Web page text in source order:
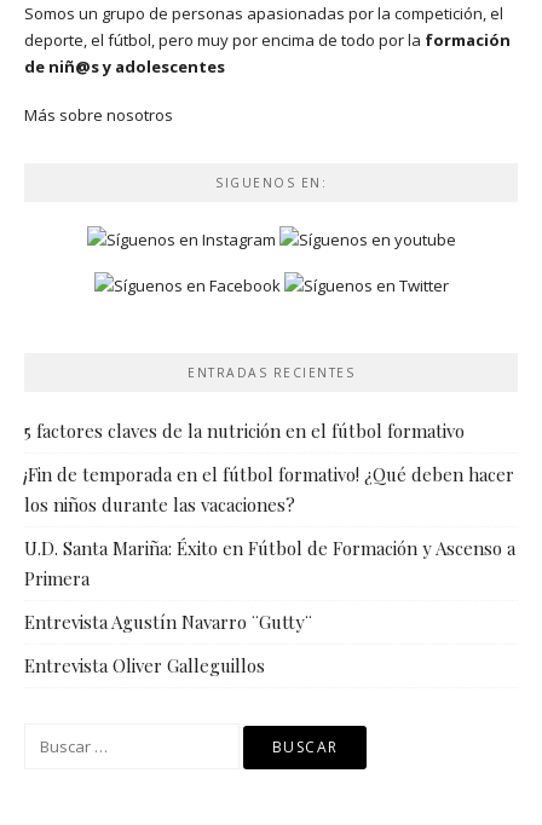
Somos un grupo de personas apasionadas por la competición, el
deporte, el fútbol, pero muy por encima de todo por la formación
de niñ@s y adolescentes
Más sobre nosotros
SIGUENOS EN:
ENTRADAS RECIENTES
5 factores claves de la nutrición en el fútbol formativo
¡Fin de temporada en el fútbol formativo! ¿Qué deben hacer
los niños durante las vacaciones?
U.D. Santa Mariña: Éxito en Fútbol de Formación y Ascenso a
Primera
Entrevista Agustín Navarro ¨Gutty¨
Entrevista Oliver Galleguillos